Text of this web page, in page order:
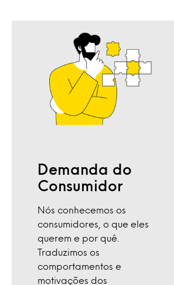
Demanda do
Consumidor
Nós conhecemos os
consumidores, o que eles
querem e por quê.
Traduzimos os
comportamentos e
motivações dos